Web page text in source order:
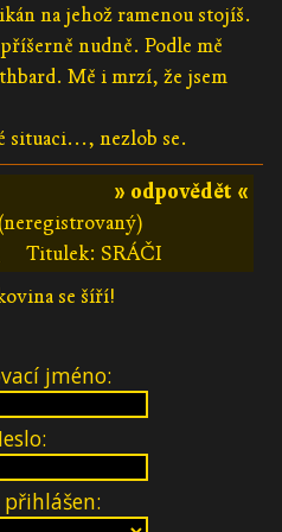
na jehož ramenou stojíš.
nudně. Podle mě
Mě i mrzí, že jsem
situaci..., nezlob se.
» odpovědět «
Titulek: SRÁČI
se šíří!
jméno: